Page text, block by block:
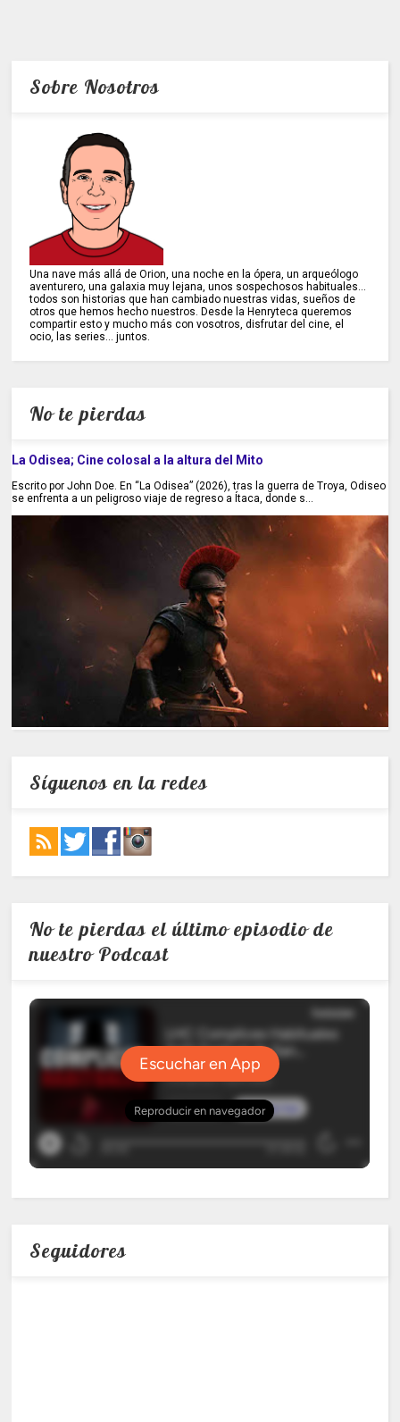
Sobre Nosotros
Una nave más allá de Orion, una noche en la ópera, un arqueólogo
aventurero, una galaxia muy lejana, unos sospechosos habituales...
todos son historias que han cambiado nuestras vidas, sueños de
otros que hemos hecho nuestros. Desde la Henryteca queremos
compartir esto y mucho más con vosotros, disfrutar del cine, el
ocio, las series... juntos.
No te pierdas
La Odisea; Cine colosal a la altura del Mito
Escrito por John Doe. En “La Odisea” (2026), tras la guerra de Troya, Odiseo
se enfrenta a un peligroso viaje de regreso a Ítaca, donde s...
Síguenos en la redes
No te pierdas el último episodio de
nuestro Podcast
Seguidores